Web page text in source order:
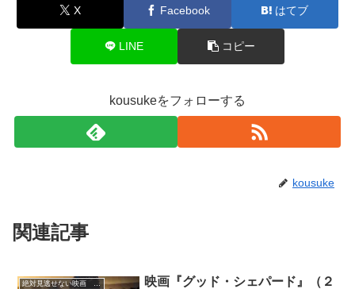
X Facebook はてブ
LINE コピー
kousukeをフォローする
kousuke
関連記事
絶対見逃せない映画 おすすめ
映画『グッド・シェパード』（２